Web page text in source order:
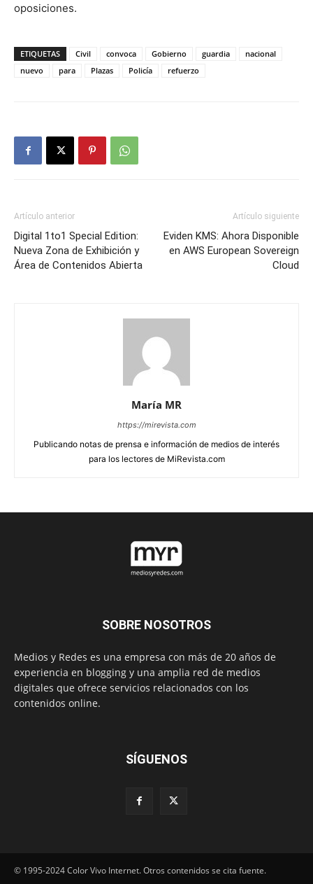
oposiciones.
ETIQUETAS Civil convoca Gobierno guardia
nacional
nuevo
para Plazas Policía refuerzo
Artículo anterior
Digital 1to1 Special Edition:
Nueva Zona de Exhibición y
Área de Contenidos Abierta
Artículo siguiente
Eviden KMS: Ahora Disponible
en AWS European Sovereign
Cloud
María MR
https://mirevista.com
Publicando notas de prensa e información de medios de interés
para los lectores de MiRevista.com
SOBRE NOSOTROS
Medios y Redes es una empresa con más de 20 años de
experiencia en blogging y una amplia red de medios
digitales que ofrece servicios relacionados con los
contenidos online.
SÍGUENOS
© 1995-2024 Color Vivo Internet. Otros contenidos se cita fuente.